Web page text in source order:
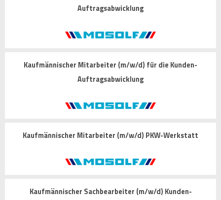
Auftragsabwicklung
Kaufmännischer Mitarbeiter (m/w/d) für die Kunden-
Auftragsabwicklung
Kaufmännischer Mitarbeiter (m/w/d) PKW-Werkstatt
Kaufmännischer Sachbearbeiter (m/w/d) Kunden-